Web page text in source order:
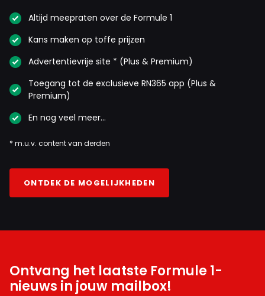
Altijd meepraten over de Formule 1
Kans maken op toffe prijzen
Advertentievrije site * (Plus & Premium)
Toegang tot de exclusieve RN365 app (Plus &
Premium)
En nog veel meer…
* m.u.v. content van derden
ONTDEK DE MOGELIJKHEDEN
Ontvang het laatste Formule 1-
nieuws in jouw mailbox!